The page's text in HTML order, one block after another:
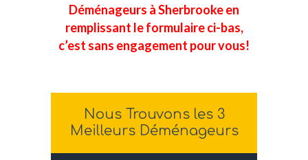
Déménageurs à Sherbrooke en
remplissant le formulaire ci-bas,
c’est sans engagement pour vous!
Nous Trouvons les 3
Meilleurs Déménageurs